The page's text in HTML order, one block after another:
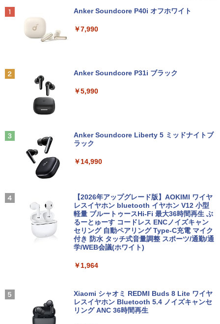
Anker Soundcore P40i オフホワイト
￥7,990
Anker Soundcore P31i ブラック
￥5,990
Anker Soundcore Liberty 5 ミッドナイトブ
ラック
￥14,990
【2026年アップグレード版】AOKIMI ワイヤ
レスイヤホン bluetooth イヤホン V12 小型
軽量 ブルートゥースHi-Fi 最大36時間再生 ぶ
るーとゅーす コードレス ENCノイズキャン
セリング 自動ペアリング Type-C充電 マイク
付き 防水 タッチ式音量調整 スポーツ/通勤/通
学/WEB会議(ホワイト)
￥1,964
Xiaomi シャオミ REDMI Buds 8 Lite ワイヤ
レスイヤホン Bluetooth 5.4 ノイズキャンセ
リング ANC 36時間再生